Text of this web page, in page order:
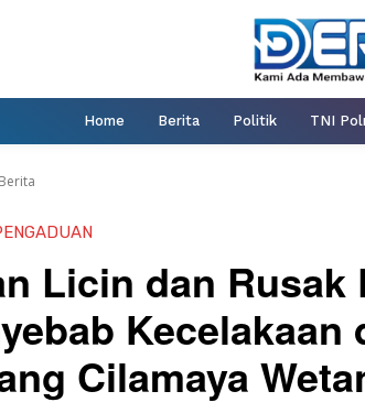
Home Berita Politik TNI
Berita
Licin dan Rusak
Kecelakaan
Cilamaya